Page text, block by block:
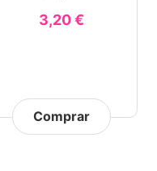
3,20 €
Comprar